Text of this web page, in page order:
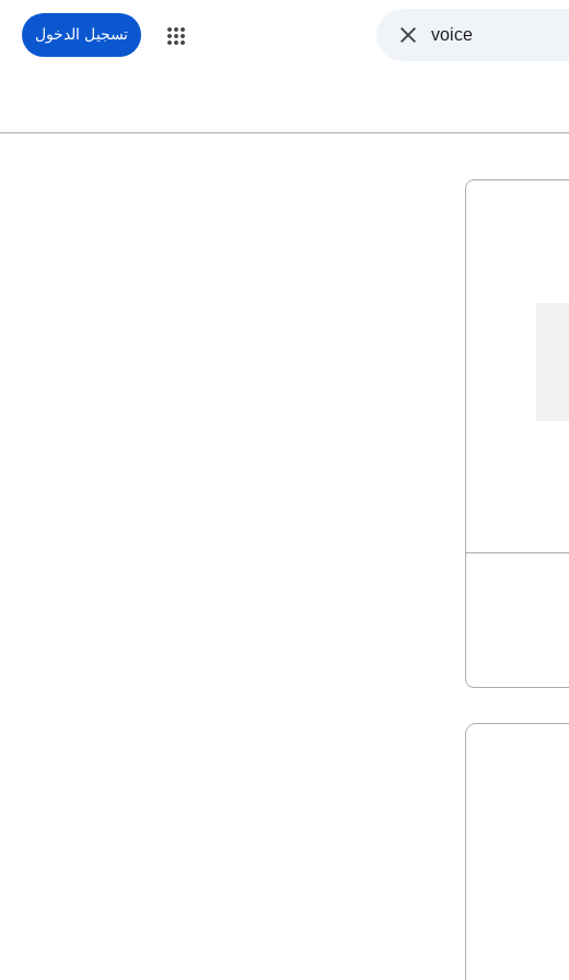
تسجيل الدخول